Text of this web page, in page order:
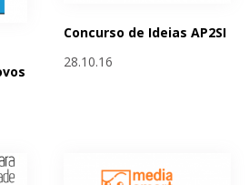
Concurso de Ideias AP2SI
28.10.16